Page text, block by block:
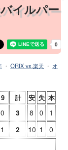
イルパー
・ ORIX vs.楽天 ・ オ
9 計 安 失 本
0 3 8 0
1
1 2 10 1
0